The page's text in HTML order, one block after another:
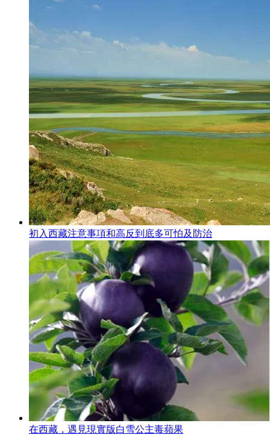
初入西藏注意事項和高反到底多可怕及防治
在西藏，遇見現實版白雪公主毒蘋果